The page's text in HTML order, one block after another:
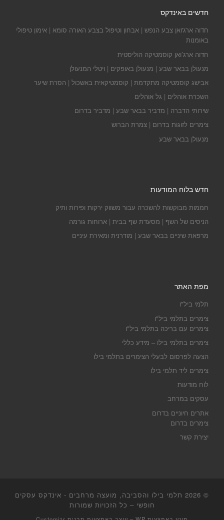
חדשים באינדקס
חדוה ארג'ואן צבע הנפש | אבחון וטיפול בצבע האורה סומא | אימון טיפולי
באומנות
חדוה ארג’ואן קוסמטיקה הוליסטית
מנעולן בבאר שבע | מנעולן באופקים | ויטלי המנעולן
אבישג קוסמטיקה מתקדמת | קוסמטיקאית באשכול | הסרת שיער
השכרת אוהלים | גל אוהלים
שירותי הדברה | מדביר בבאר שבע | מדביר בדרום
צימרים לזוגות בדרום | צמרת הברוש
מנעולן בבאר שבע
חדש בלוח המודעות
חממות מבוקשות להשכרה עבור משווק ירקות ופירות ותיק
הניסים של השף | מסעדת שף בבית | ארוחות גורמה
מרפאת שיניים בבאר שבע | מודרנית ומאירת עיניים
מפת האתר
תלמי ביל"ו
צימרים בתלמי ביל"ו
צימרים עם בריכה בתלמי ביל"ו
צימרים בתלמי בילו – מידע כללי
הצעה לפרסום לבעלי הצימרים בתלמי בילו
צימרים ליד תלמי בילו
לוח מודעות
עסקים במרחב
אתרים חיוניים בדרום
צימרים בדרום
יצירת קשר
© 2026
תלמי בילו והסביבה, מועצה מרחבים - אינדקס עסקים
חופשי – כל הזכויות שמורות